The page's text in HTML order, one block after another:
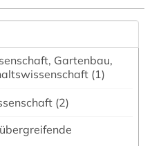
Ernährungs- und Haushaltswissenschaft (1)
Allgemeine Naturwissenschaft (2)